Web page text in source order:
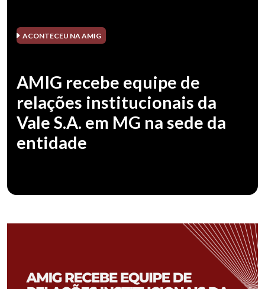
ACONTECEU NA AMIG
AMIG recebe equipe de
relações institucionais da
Vale S.A. em MG na sede da
entidade